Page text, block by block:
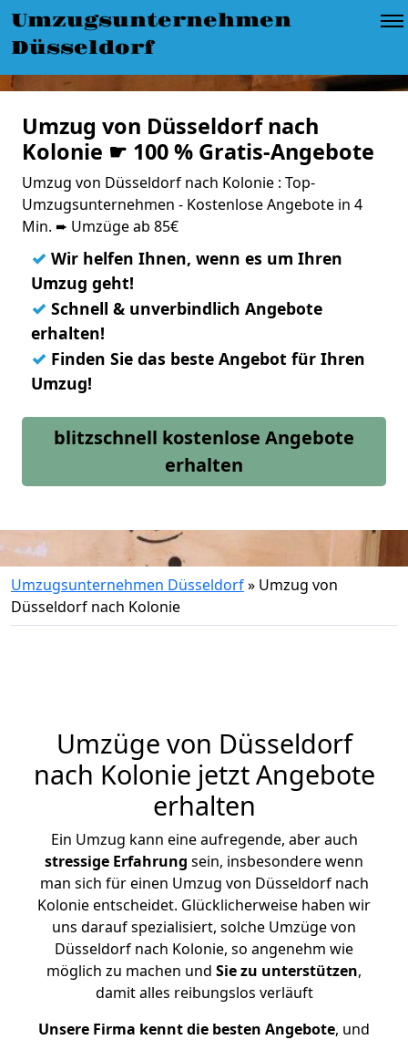
Umzugsunternehmen
Düsseldorf
Umzug von Düsseldorf nach
Kolonie ☛ 100 % Gratis-Angebote
Umzug von Düsseldorf nach Kolonie : Top-
Umzugsunternehmen - Kostenlose Angebote in 4
Min. ➨ Umzüge ab 85€
✓ Wir helfen Ihnen, wenn es um Ihren
Umzug geht!
✓ Schnell & unverbindlich Angebote
erhalten!
✓ Finden Sie das beste Angebot für Ihren
Umzug!
blitzschnell kostenlose Angebote
erhalten
Umzugsunternehmen Düsseldorf» Umzug von
Düsseldorf nach Kolonie
Umzüge von Düsseldorf
nach Kolonie jetzt Angebote
erhalten
Ein Umzug kann eine aufregende, aber auch
stressige Erfahrung sein, insbesondere wenn
man sich für einen Umzug von Düsseldorf nach
Kolonie entscheidet. Glücklicherweise haben wir
uns darauf spezialisiert, solche Umzüge von
Düsseldorf nach Kolonie, so angenehm wie
möglich zu machen und Sie zu unterstützen,
damit alles reibungslos verläuft
Unsere Firma kennt die besten Angebote, und